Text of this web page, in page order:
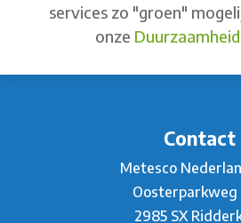
services zo "groen"
onze
Contact
Metesco
Oosterparkweg
2985 SX